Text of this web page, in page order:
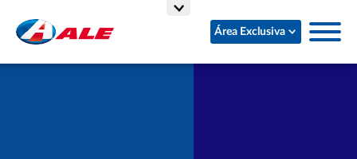
Área Exclusiva